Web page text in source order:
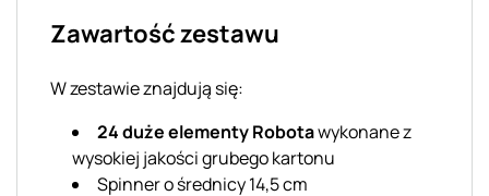
Zawartość zestawu
W zestawie znajdują się:
24 duże elementy Robotawykonane z
wysokiej jakości grubego kartonu
Spinner o średnicy 14,5 cm